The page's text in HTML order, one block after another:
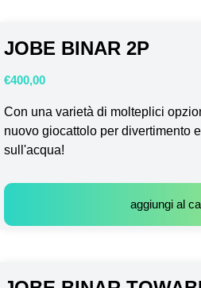
JOBE BINAR 2P
€400,00
Con una varietà di molteplici
nuovo giocattolo per divertimento
sull'acqua!
aggiungi al